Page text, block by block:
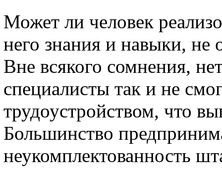
Может ли человек
него знания и навыки, не
Вне всякого сомнения,
специалисты так и не
трудоустройством, что
Большинство
неукомплектованность